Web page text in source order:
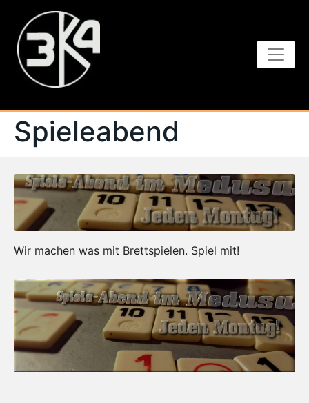
Spieleabend
Wir machen was mit Brettspielen. Spiel mit!